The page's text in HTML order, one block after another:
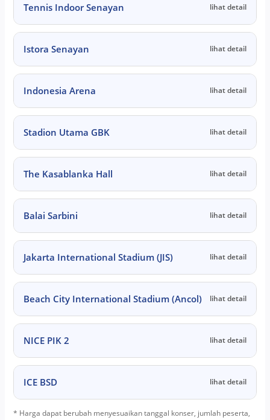
Tennis Indoor Senayan lihat detail
Istora Senayan lihat detail
Indonesia Arena lihat detail
Stadion Utama GBK lihat detail
The Kasablanka Hall lihat detail
Balai Sarbini lihat detail
Jakarta International Stadium (JIS) lihat detail
Beach City International Stadium (Ancol) lihat detail
NICE PIK 2 lihat detail
ICE BSD lihat detail
* Harga dapat berubah menyesuaikan tanggal konser, jumlah peserta,